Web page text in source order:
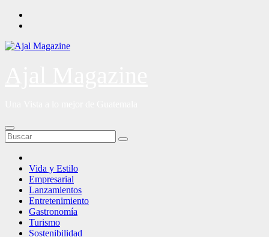
Saltar
Vida y Estilo
Empresarial
Lanzamientos
Entretenimiento
Gastronomía
Turismo
Sostenibilidad